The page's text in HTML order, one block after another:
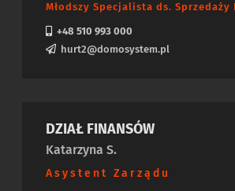
Młodszy Specjalista ds.
+48 510 993 000
hurt2@domosystem.pl
DZIAŁ FINANSÓW
Katarzyna S.
Asystent Zarządu